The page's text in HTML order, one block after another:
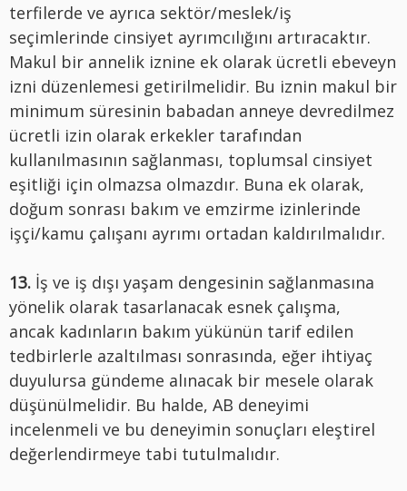
terfilerde ve ayrıca sektör/meslek/iş
seçimlerinde cinsiyet ayrımcılığını artıracaktır.
Makul bir annelik iznine ek olarak ücretli ebeveyn
izni düzenlemesi getirilmelidir. Bu iznin makul bir
minimum süresinin babadan anneye devredilmez
ücretli izin olarak erkekler tarafından
kullanılmasının sağlanması, toplumsal cinsiyet
eşitliği için olmazsa olmazdır. Buna ek olarak,
doğum sonrası bakım ve emzirme izinlerinde
işçi/kamu çalışanı ayrımı ortadan kaldırılmalıdır.
13. İş ve iş dışı yaşam dengesinin sağlanmasına
yönelik olarak tasarlanacak esnek çalışma,
ancak kadınların bakım yükünün tarif edilen
tedbirlerle azaltılması sonrasında, eğer ihtiyaç
duyulursa gündeme alınacak bir mesele olarak
düşünülmelidir. Bu halde, AB deneyimi
incelenmeli ve bu deneyimin sonuçları eleştirel
değerlendirmeye tabi tutulmalıdır.